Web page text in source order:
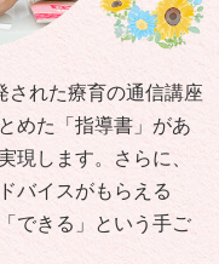
された療育の通信講座
めた「指導書」があ
現します。さらに、
バイスがもらえる
できる」という手ご